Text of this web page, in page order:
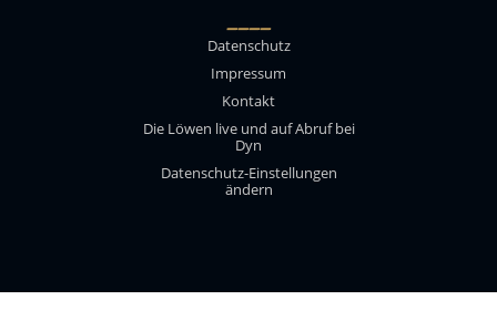
____
Datenschutz
Impressum
Kontakt
Die Löwen live und auf Abruf bei
Dyn
Datenschutz-Einstellungen
ändern